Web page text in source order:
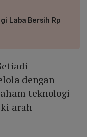
Laba Bersih Rp
dengan
teknologi
arah